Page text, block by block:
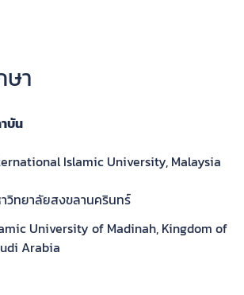
ษา
บัน
Islamic University, Malaysia
วิทยาลัยสงขลานครินทร์
University of Madinah, Kingdom of
Arabia